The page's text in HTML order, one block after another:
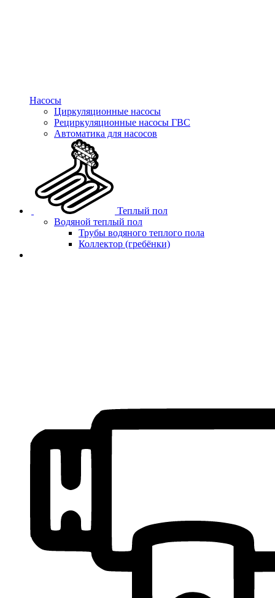
Насосы
Циркуляционные насосы
Рециркуляционные насосы ГВС
Автоматика для насосов
Теплый пол
Водяной теплый пол
Трубы водяного теплого пола
Коллектор (гребёнки)